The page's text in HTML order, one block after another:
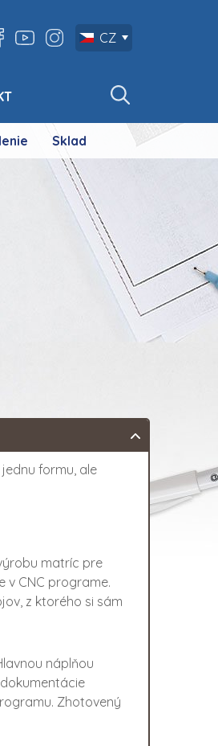
CZ
Sklad
formu, ale
matríc pre
v CNC programe.
z ktorého si sám
náplňou
Zhotovený